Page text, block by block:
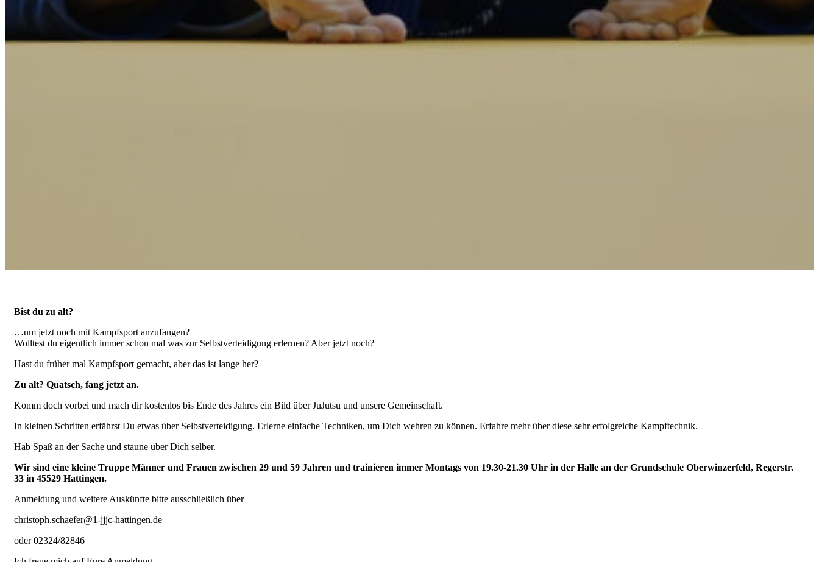
Bist du zu alt?
…um jetzt noch mit Kampfsport anzufangen?
Wolltest du eigentlich immer schon mal was zur Selbstverteidigung erlernen? Aber jetzt noch?
Hast du früher mal Kampfsport gemacht, aber das ist lange her?
Zu alt? Quatsch, fang jetzt an.
Komm doch vorbei und mach dir kostenlos bis Ende des Jahres ein Bild über JuJutsu und unsere Gemeinschaft.
In kleinen Schritten erfährst Du etwas über Selbstverteidigung. Erlerne einfache Techniken, um Dich wehren zu können. Erfahre mehr über diese sehr erfolgreiche Kampftechnik.
Hab Spaß an der Sache und staune über Dich selber.
Wir sind eine kleine Truppe Männer und Frauen zwischen 29 und 59 Jahren und trainieren immer Montags von 19.30-21.30 Uhr in der Halle an der Grundschule Oberwinzerfeld, Regerstr.
33 in 45529 Hattingen.
Anmeldung und weitere Auskünfte bitte ausschließlich über
christoph.schaefer@1-jjjc-hattingen.de
oder 02324/82846